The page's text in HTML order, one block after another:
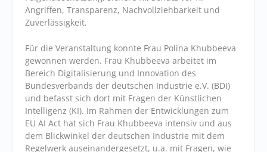
Angriffen, Transparenz, Nachvollziehbarkeit und
Zuverlässigkeit.
Für die Veranstaltung konnte Frau Polina Khubbeeva
gewonnen werden. Frau Khubbeeva arbeitet im
Bereich Digitalisierung und Innovation des
Bundesverbands der deutschen Industrie e.V. (BDI)
und befasst sich dort mit Fragen der Künstlichen
Intelligenz (KI). Im Rahmen der Entwicklungen zum
EU AI Act hat sich Frau Khubbeeva intensiv und aus
dem Blickwinkel der deutschen Industrie mit dem
Regelwerk auseinandergesetzt, u.a. mit Fragen, wie